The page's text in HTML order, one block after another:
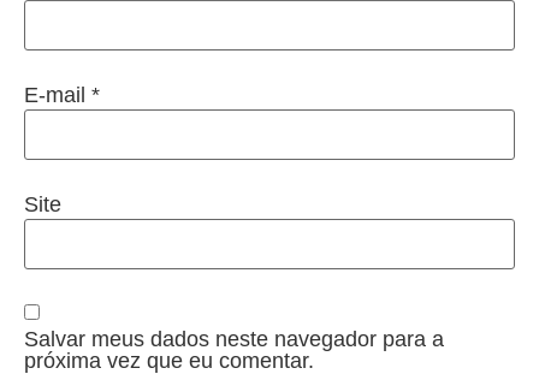
E-mail *
Site
Salvar meus dados neste navegador para a
próxima vez que eu comentar.